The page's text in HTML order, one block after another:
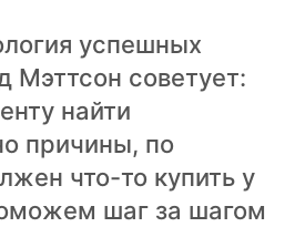
ВХОД
успешных
Мэттсон советует:
найти
причины, по
что-то купить у
шаг за шагом